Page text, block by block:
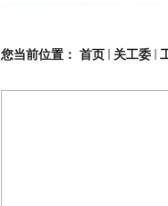
您当前位置： 首页 关工委